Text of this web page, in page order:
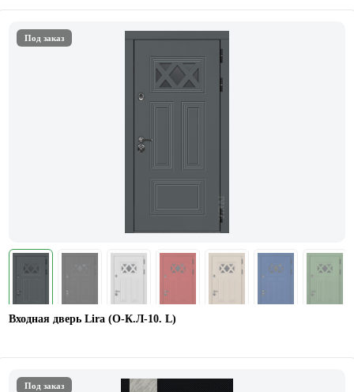
Под заказ
Входная дверь Lira (О-К.Л-10. L)
Под заказ